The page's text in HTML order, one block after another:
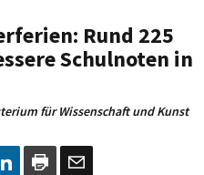
Rund 225
Schulnoten in
für Wissenschaft und Kunst